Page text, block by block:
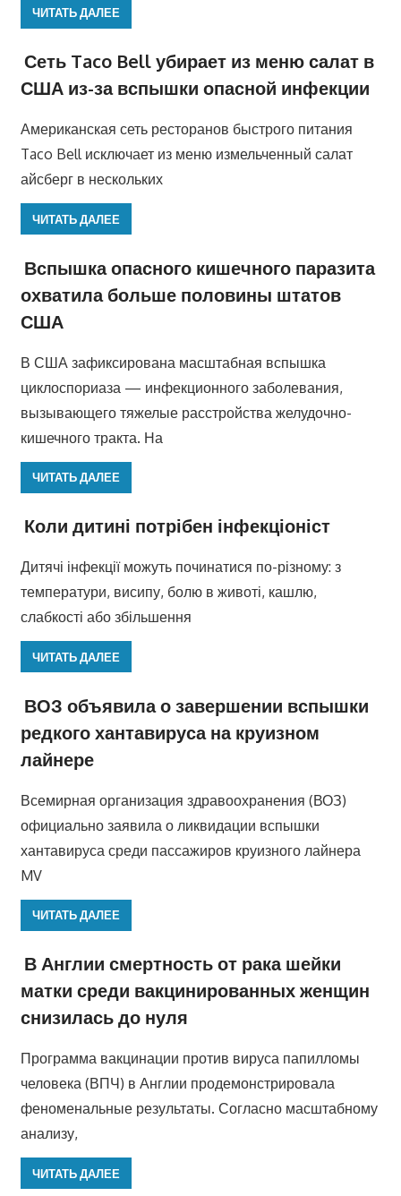
ЧИТАТЬ ДАЛЕЕ
Сеть Taco Bell убирает из меню салат в
США из-за вспышки опасной инфекции
Американская сеть ресторанов быстрого питания
Taco Bell исключает из меню измельченный салат
айсберг в нескольких
ЧИТАТЬ ДАЛЕЕ
Вспышка опасного кишечного паразита
охватила больше половины штатов
США
В США зафиксирована масштабная вспышка
циклоспориаза — инфекционного заболевания,
вызывающего тяжелые расстройства желудочно-
кишечного тракта. На
ЧИТАТЬ ДАЛЕЕ
Коли дитині потрібен інфекціоніст
Дитячі інфекції можуть починатися по-різному: з
температури, висипу, болю в животі, кашлю,
слабкості або збільшення
ЧИТАТЬ ДАЛЕЕ
ВОЗ объявила о завершении вспышки
редкого хантавируса на круизном
лайнере
Всемирная организация здравоохранения (ВОЗ)
официально заявила о ликвидации вспышки
хантавируса среди пассажиров круизного лайнера
MV
ЧИТАТЬ ДАЛЕЕ
В Англии смертность от рака шейки
матки среди вакцинированных женщин
снизилась до нуля
Программа вакцинации против вируса папилломы
человека (ВПЧ) в Англии продемонстрировала
феноменальные результаты. Согласно масштабному
анализу,
ЧИТАТЬ ДАЛЕЕ